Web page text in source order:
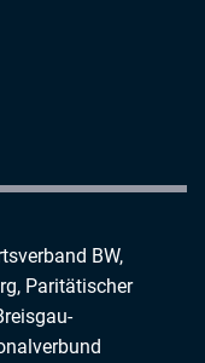
BW,
Paritätischer